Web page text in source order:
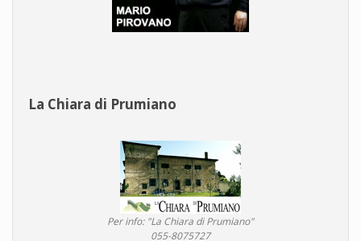
La Chiara di Prumiano
Per info: "La Chiara di Prumiano"
055-8075727